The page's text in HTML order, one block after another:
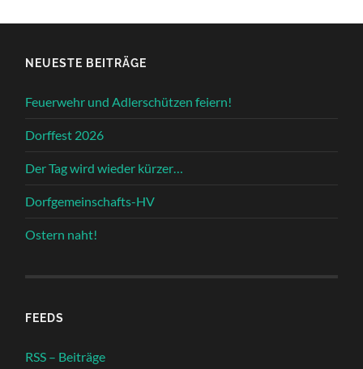
NEUESTE BEITRÄGE
Feuerwehr und Adlerschützen feiern!
Dorffest 2026
Der Tag wird wieder kürzer…
Dorfgemeinschafts-HV
Ostern naht!
FEEDS
RSS – Beiträge